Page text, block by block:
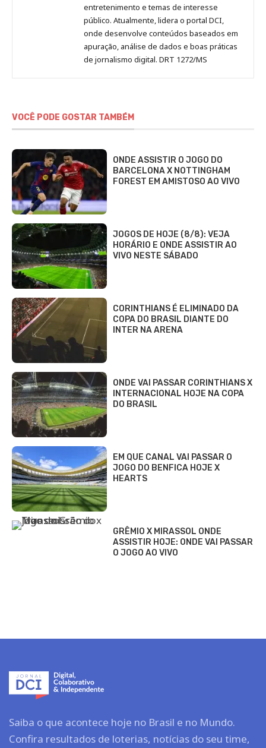
entretenimento e temas de interesse
público. Atualmente, lidera o portal DCI,
onde desenvolve conteúdos baseados em
apuração, análise de dados e boas práticas
de jornalismo digital. DRT 1272/MS
VOCÊ PODE GOSTAR TAMBÉM
ONDE ASSISTIR O JOGO DO
BARCELONA X NOTTINGHAM
FOREST EM AMISTOSO AO VIVO
JOGOS DE HOJE (8/8): VEJA
HORÁRIO E ONDE ASSISTIR AO
VIVO NESTE SÁBADO
CORINTHIANS É ELIMINADO DA
COPA DO BRASIL DIANTE DO
INTER NA ARENA
ONDE VAI PASSAR CORINTHIANS X
INTERNACIONAL HOJE NA COPA
DO BRASIL
EM QUE CANAL VAI PASSAR O
JOGO DO BENFICA HOJE X
HEARTS
GRÊMIO X MIRASSOL ONDE
ASSISTIR HOJE: ONDE VAI PASSAR
O JOGO AO VIVO
Saiba o que acontece hoje no Brasil e no Mundo.
Confira resultados de loterias, notícias do seu time,